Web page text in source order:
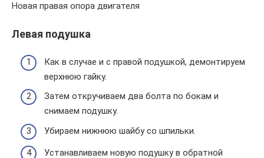
Новая правая опора двигателя
Левая подушка
Как в случае и с правой подушкой, демонтируем
верхнюю гайку.
Затем откручиваем два болта по бокам и
снимаем подушку.
Убираем нижнюю шайбу со шпильки.
Устанавливаем новую подушку в обратной